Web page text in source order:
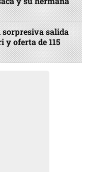
sorpresiva salida
y oferta de 115